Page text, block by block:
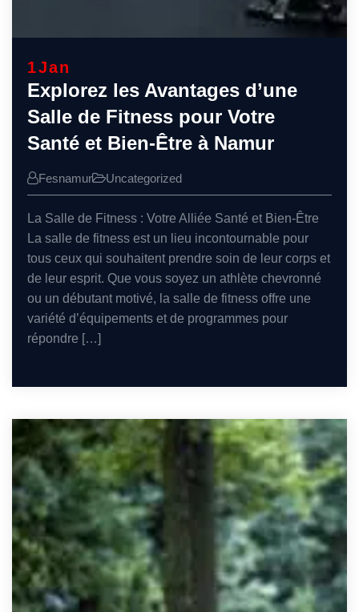
1Jan
Explorez les Avantages d’une
Salle de Fitness pour Votre
Santé et Bien-Être à Namur
Fesnamur Uncategorized
La Salle de Fitness : Votre Alliée Santé et Bien-Être
La salle de fitness est un lieu incontournable pour
tous ceux qui souhaitent prendre soin de leur corps et
de leur esprit. Que vous soyez un athlète chevronné
ou un débutant motivé, la salle de fitness offre une
variété d’équipements et de programmes pour
répondre […]